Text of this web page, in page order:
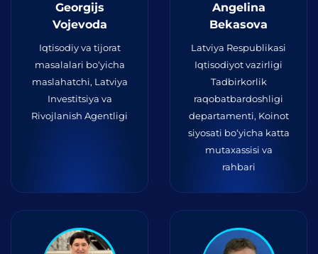
Georgijs
Vojevoda
Iqtisodiy va tijorat
masalalari bo‘yicha
maslahatchi, Latviya
Investitsiya va
Rivojlanish Agentligi
Angelina
Bekasova
Latviya Respublikasi
Iqtisodiyot vazirligi
Tadbirkorlik
raqobatbardoshligi
departamenti, Koinot
siyosati bo‘yicha katta
mutaxassisi va
rahbari